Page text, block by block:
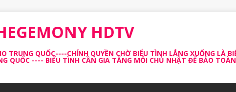
HDTV
TRUNG QUỐC----CHÍNH QUYỀN CHỜ BIỂU TÌNH LẮNG XUỐNG LÀ
QUỐC ---- BIỂU TÌNH CẦN GIA TĂNG MỖI CHỦ NHẬT ĐỂ BẢO